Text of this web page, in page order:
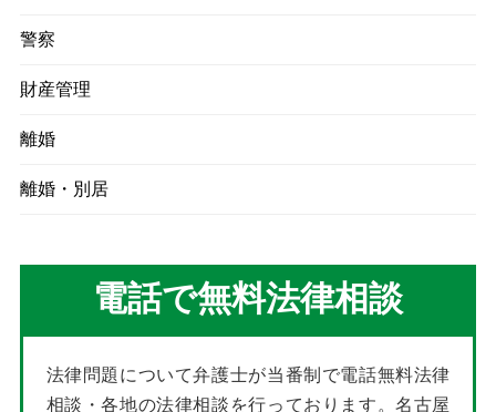
警察
財産管理
離婚
離婚・別居
電話で無料法律相談
法律問題について弁護士が当番制で電話無料法律
相談・各地の法律相談を行っております。名古屋